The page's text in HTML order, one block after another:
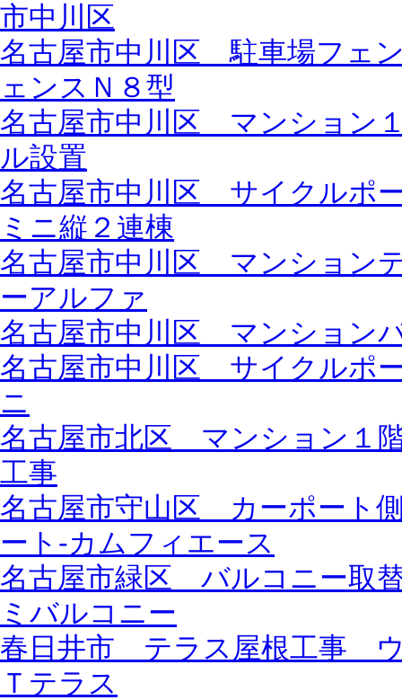
市中川区
名古屋市中川区 駐車場フェ
ェンスＮ８型
名古屋市中川区 マンション
ル設置
名古屋市中川区 サイクルポ
ミニ縦２連棟
名古屋市中川区 マンション
ーアルファ
名古屋市中川区 マンション
名古屋市中川区 サイクルポ
ニ
名古屋市北区 マンション１
工事
名古屋市守山区 カーポート
ート-カムフィエース
名古屋市緑区 バルコニー取
ミバルコニー
春日井市 テラス屋根工事
Ｔテラス